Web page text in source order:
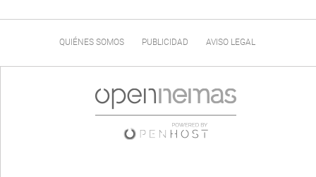
QUIÉNES SOMOS PUBLICIDAD AVISO LEGAL